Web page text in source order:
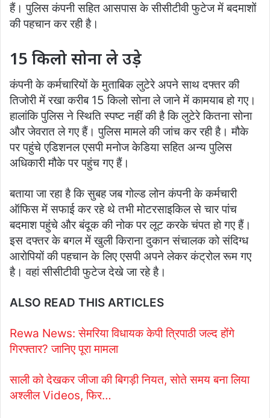
हैं। पुलिस कंपनी सहित आसपास के सीसीटीवी फुटेज में बदमाशों
की पहचान कर रही है।
15 किलो सोना ले उड़े
कंपनी के कर्मचारियों के मुताबिक लुटेरे अपने साथ दफ्तर की
तिजोरी में रखा करीब 15 किलो सोना ले जाने में कामयाब हो गए।
हालांकि पुलिस ने स्थिति स्पष्ट नहीं की है कि लुटेरे कितना सोना
और जेवरात ले गए हैं। पुलिस मामले की जांच कर रही है। मौके
पर पहुंचे एडिशनल एसपी मनोज केडिया सहित अन्य पुलिस
अधिकारी मौके पर पहुंच गए हैं।
बताया जा रहा है कि सुबह जब गोल्ड लोन कंपनी के कर्मचारी
ऑफिस में सफाई कर रहे थे तभी मोटरसाइकिल से चार पांच
बदमाश पहुंचे और बंदूक की नोक पर लूट करके चंपत हो गए हैं।
इस दफ्तर के बगल में खुली किराना दुकान संचालक को संदिग्ध
आरोपियों की पहचान के लिए एसपी अपने लेकर कंट्रोल रूम गए
है। वहां सीसीटीवी फुटेज देखे जा रहे है।
ALSO READ THIS ARTICLES
Rewa News: सेमरिया विधायक केपी त्रिपाठी जल्द होंगे
गिरफ्तार? जानिए पूरा मामला
साली को देखकर जीजा की बिगड़ी नियत, सोते समय बना लिया
अश्लील Videos, फिर…